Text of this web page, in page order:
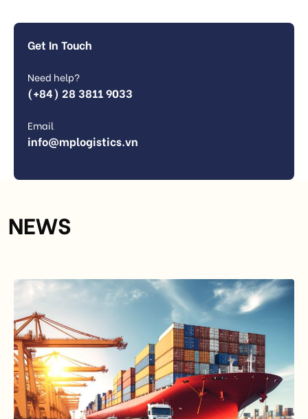
Get In Touch
Need help?
(+84) 28 3811 9033
Email
info@mplogistics.vn
NEWS